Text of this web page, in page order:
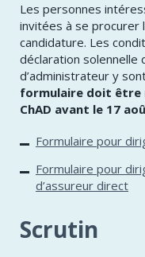
Les personnes
invitées à se procurer
candidature. Les
déclaration solennelle
d’administrateur y
formulaire doit être
ChAD avant le 17
Formulaire pour
Formulaire pour
d’assureur direct
Scrutin